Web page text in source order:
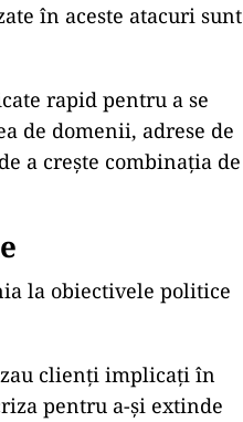
în aceste atacuri sunt
rapid pentru a se
de domenii, adrese de
a crește combinația de
la obiectivele politice
clienți implicați în
pentru a-și extinde